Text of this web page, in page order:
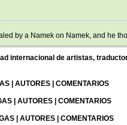
by a Namek on Namek, and he
internacional de artistas,
| AUTORES | COMENTARIOS
| AUTORES | COMENTARIOS
| AUTORES | COMENTARIOS